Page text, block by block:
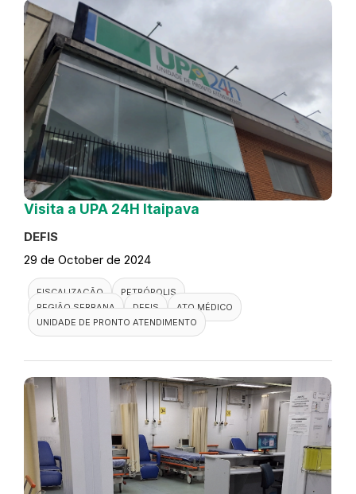
Visita a UPA 24H Itaipava
DEFIS
29 de October de 2024
FISCALIZAÇÃO
PETRÓPOLIS
REGIÃO SERRANA
DEFIS
ATO MÉDICO
UNIDADE DE PRONTO ATENDIMENTO